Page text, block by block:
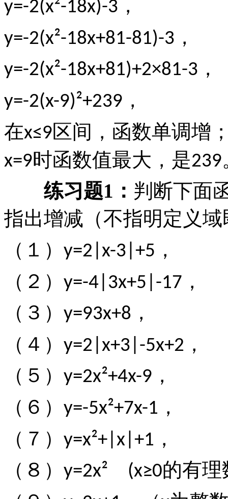
y=-2(x²-18x)-3 ，
y=-2(x²-18x+81-81)-3 ，
y=-2(x²-18x+81)+2×81-3 ，
y=-2(x-9)²+239 ，
在x≤9区间，函数单调增
x=9时函数值最大，是239
练习题1 ： 判断下面
指出增减（不指明定义
（１） y=2|x-3|+5 ，
（２） y=-4|3x+5|-17 ，
（３） y=93x+8 ，
（４） y=2|x+3|-5x+2 ，
（５） y=2x²+4x-9 ，
（６） y=-5x²+7x-1 ，
（７） y=x²+|x|+1 ，
（８） y=2x² (x≥0的有理